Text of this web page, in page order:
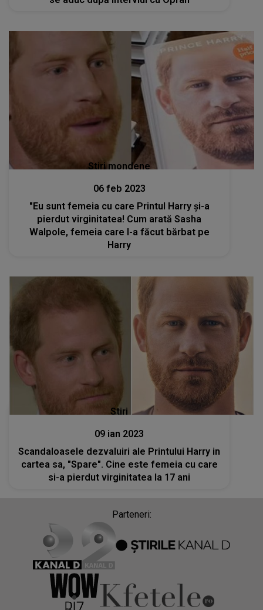
Stiri mondene
06 feb 2023
"Eu sunt femeia cu care Printul Harry și-a
pierdut virginitatea! Cum arată Sasha
Walpole, femeia care l-a făcut bărbat pe
Harry
Stiri
09 ian 2023
Scandaloasele dezvaluiri ale Printului Harry in
cartea sa, "Spare". Cine este femeia cu care
si-a pierdut virginitatea la 17 ani
Parteneri: